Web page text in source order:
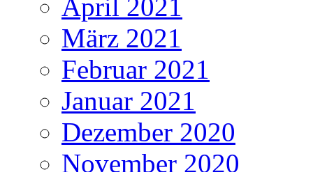
April 2021
März 2021
Februar 2021
Januar 2021
Dezember 2020
November 2020